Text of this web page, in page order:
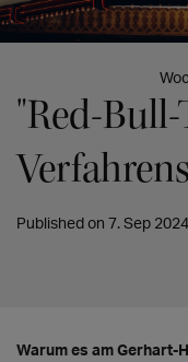
"Red-
Published on 7. Sep 2024
Warum es am Gerhart-